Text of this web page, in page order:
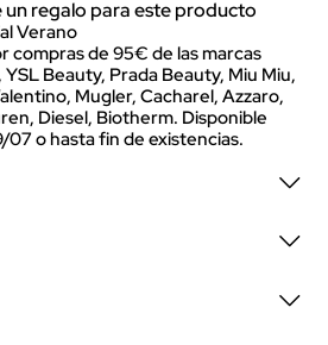
un regalo para este producto
Verano
compras de 95€ de las marcas
Beauty, Prada Beauty, Miu Miu,
Mugler, Cacharel, Azzaro,
Diesel, Biotherm. Disponible
07 o hasta fin de existencias.